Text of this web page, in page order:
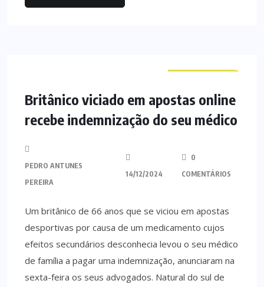
Britânico viciado em apostas online
recebe indemnização do seu médico
PEDRO ANTUNES
PEREIRA
14/12/2024
0
COMENTÁRIOS
Um britânico de 66 anos que se viciou em apostas
desportivas por causa de um medicamento cujos
efeitos secundários desconhecia levou o seu médico
de família a pagar uma indemnização, anunciaram na
sexta-feira os seus advogados. Natural do sul de